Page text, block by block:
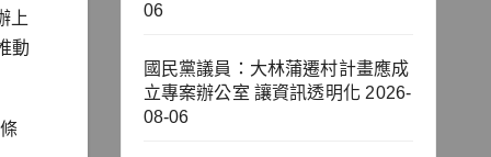
上
動
06
國民黨議員：大林蒲遷村計畫應成
立專案辦公室 讓資訊透明化 2026-
08-06